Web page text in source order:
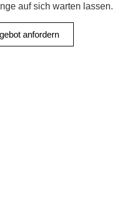
auf sich warten lassen.
anfordern